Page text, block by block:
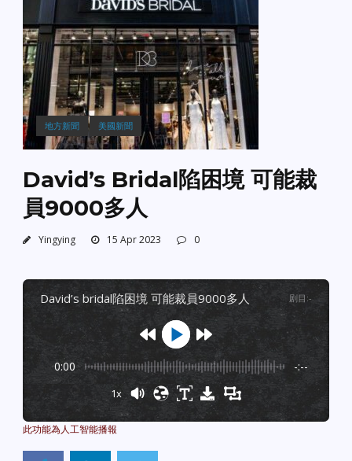
地方新聞 美國新聞
David’s Bridal陷困境 可能裁
員9000多人
Yingying 15 Apr 2023 0
david’s bridal陷困境 可能裁員9000多人 剧目 :-
0:00 -:--
1x